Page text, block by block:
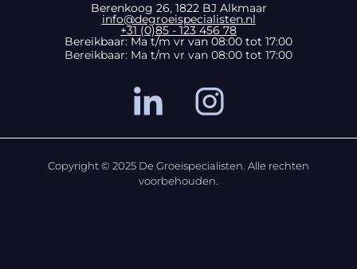
Berenkoog 26, 1822 BJ Alkmaar
info@degroeispecialisten.nl
+31 (0)85 - 123 456 78
Bereikbaar: Ma t/m vr van 08:00 tot 17:00
Bereikbaar: Ma t/m vr van 08:00 tot 17:00
Copyright © 2025 De Groeispecialisten. Alle rechten
voorbehouden.